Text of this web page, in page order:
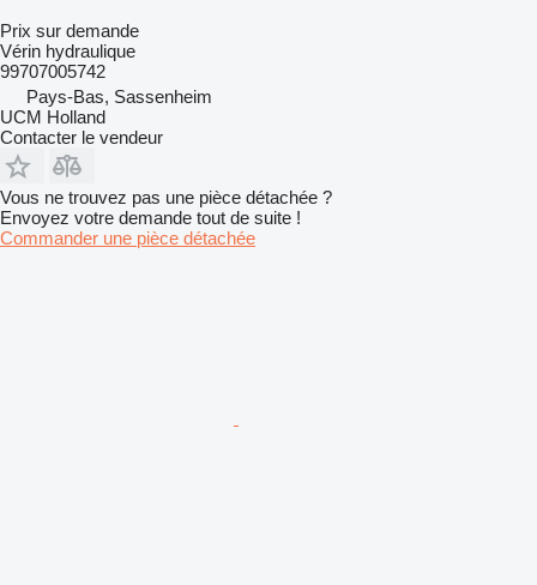
Prix sur demande
Vérin hydraulique
99707005742
Pays-Bas, Sassenheim
UCM Holland
Contacter le vendeur
Vous ne trouvez pas une pièce détachée ?
Envoyez votre demande tout de suite !
Commander une pièce détachée